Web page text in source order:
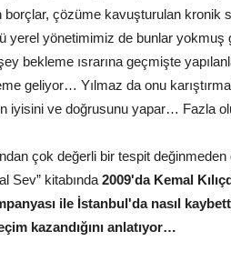
borçlar, çözüme kavuşturulan kronik
yerel yönetimimiz de bunlar
bekleme ısrarına geçmişte
geliyor… Yılmaz da onu
iyisini ve doğrusunu yapar… Fazla
çok değerli bir tespit
Sev” kitabında 2009'da Kemal
ile İstanbul'da nasıl
kazandığını anlatıyor…